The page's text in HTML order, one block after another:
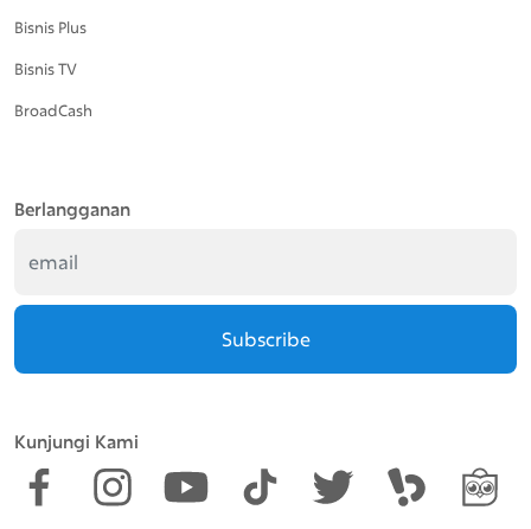
Bisnis Plus
Bisnis TV
BroadCash
Berlangganan
Subscribe
Kunjungi Kami